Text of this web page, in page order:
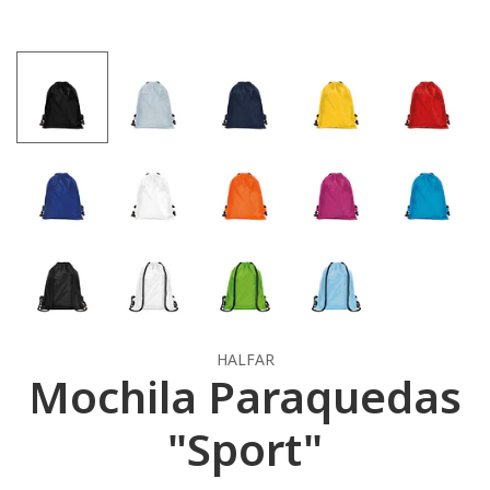
HALFAR
Mochila Paraquedas
"Sport"